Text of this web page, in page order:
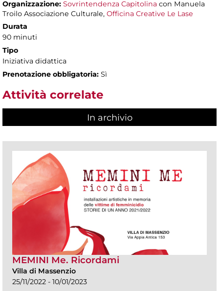
Organizzazione: Sovrintendenza Capitolina con Manuela
Troilo Associazione Culturale, Officina Creative Le Lase
Durata
90 minuti
Tipo
Iniziativa didattica
Prenotazione obbligatoria: Sì
Attività correlate
In archivio
MEMINI Me. Ricordami
Villa di Massenzio
25/11/2022 - 10/01/2023